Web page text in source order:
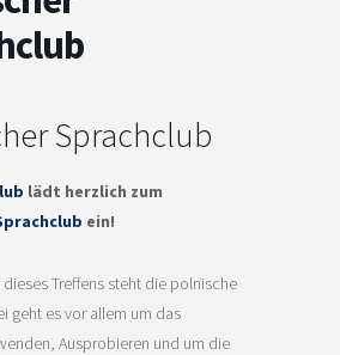
Sprachclub
lädt herzlich zum
ein!
Treffens steht die polnische
geht es vor allem um das
Ausprobieren und um die